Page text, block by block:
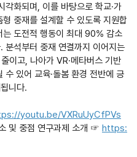
화되며, 이를 바탕으로 학교·가
중재를 설계할 수 있도록 지원합
는 도전적 행동이 최대 90% 감소
분석부터 중재 연결까지 이어지는
이고, 나아가 VR·메타버스 기반
수 있어 교육·돌봄 환경 전반에 긍
니다.
youtu.be/VXRuUyCfPVs
및 중점 연구과제 소개 ☞​ https: